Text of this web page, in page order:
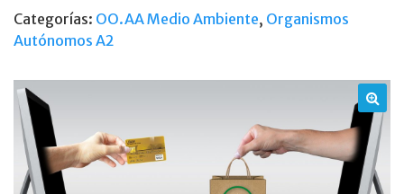
🔍
para
la
de
oposiciones
de
Organismos
Autónomos
Medio
Categorías: OO.AA Medio Ambiente, Organismos
Autónomos A2